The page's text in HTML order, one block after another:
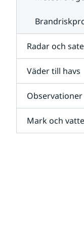
Radar och
Väder till havs
Observationer
Mark och